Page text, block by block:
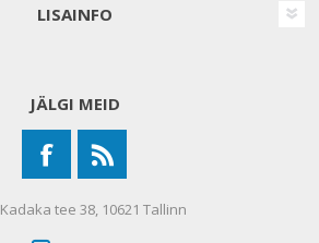
LISAINFO
JÄLGI MEID
Kadaka tee 38, 10621 Tallinn